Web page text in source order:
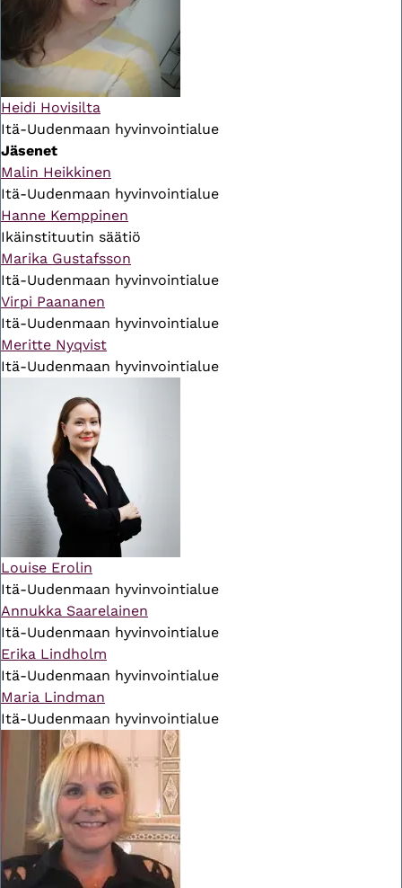
Heidi Hovisilta
Itä-Uudenmaan hyvinvointialue
Jäsenet
Malin Heikkinen
Itä-Uudenmaan hyvinvointialue
Hanne Kemppinen
Ikäinstituutin säätiö
Marika Gustafsson
Itä-Uudenmaan hyvinvointialue
Virpi Paananen
Itä-Uudenmaan hyvinvointialue
Meritte Nyqvist
Itä-Uudenmaan hyvinvointialue
Louise Erolin
Itä-Uudenmaan hyvinvointialue
Annukka Saarelainen
Itä-Uudenmaan hyvinvointialue
Erika Lindholm
Itä-Uudenmaan hyvinvointialue
Maria Lindman
Itä-Uudenmaan hyvinvointialue